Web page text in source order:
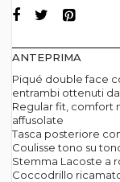
ANTEPRIMA
Piqué double face
entrambi ottenuti
Regular fit, comfort
affusolate
Tasca posteriore
Coulisse tono su
Stemma Lacoste a
Coccodrillo